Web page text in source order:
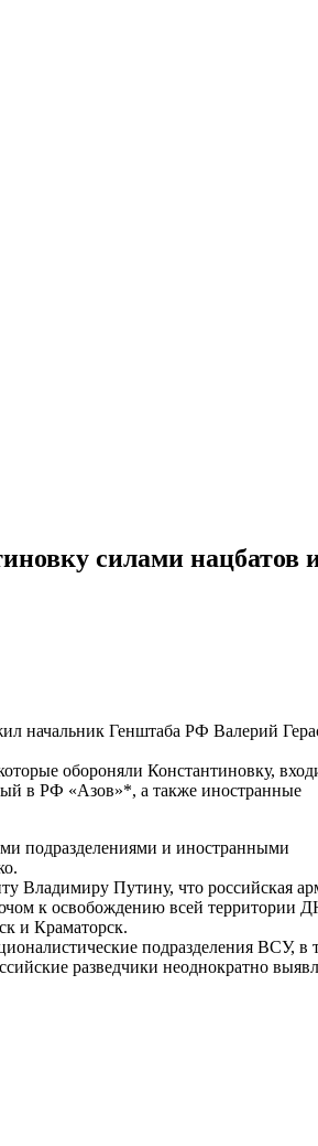
силами нацбатов
начальник Генштаба РФ Валерий
обороняли Константиновку,
в РФ «Азов»*, а также иностранные
подразделениями и иностранными
Владимиру Путину, что российская
к освобождению всей территории
и Краматорск.
подразделения ВСУ, в
разведчики неоднократно